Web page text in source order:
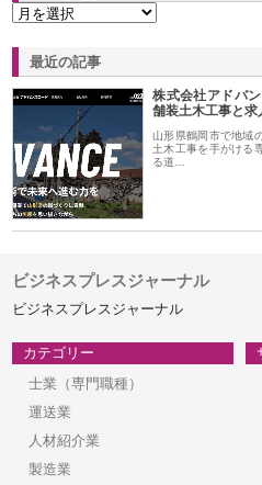
最近の記事
株式会社アドバ
舗装土木工事と求
山形県鶴岡市で地域
土木工事を手がける
る道…
ビジネスプレスジャーナル
ビジネスプレスジャーナル
カテゴリー
士業（専門職種）
運送業
人材紹介業
製造業